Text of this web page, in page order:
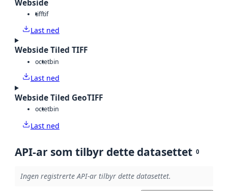
Webside
tifftif
Last ned
Webside Tiled TIFF
octetbin
Last ned
Webside Tiled GeoTIFF
octetbin
Last ned
API-ar som tilbyr dette datasettet 0
Ingen registrerte API-ar tilbyr dette datasettet.